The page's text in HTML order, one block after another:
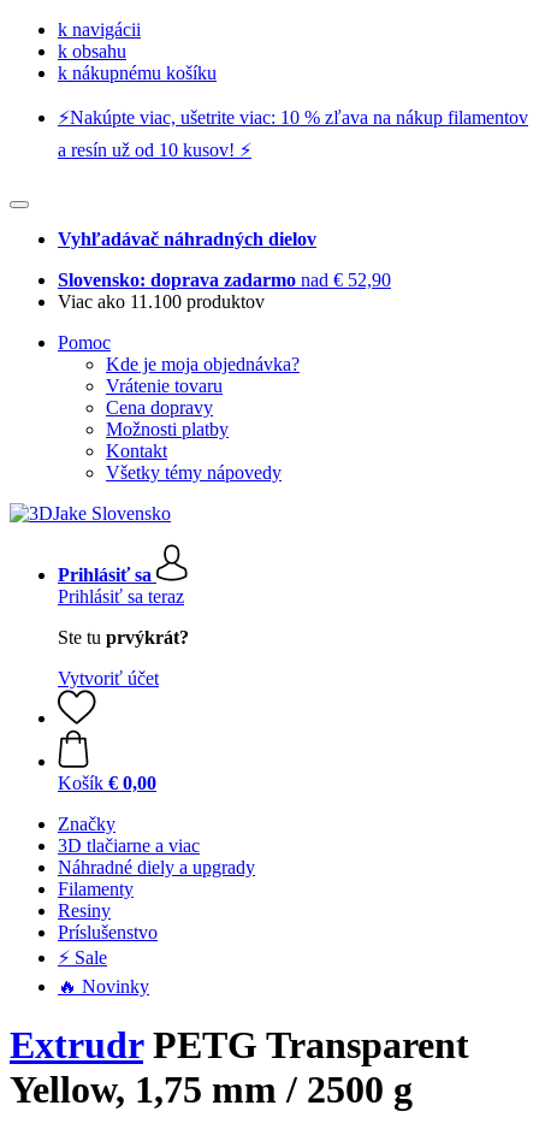
k navigácii
k obsahu
k nákupnému košíku
⚡️Nakúpte viac, ušetrite viac: 10 % zľava na nákup filamentov
a resín už od 10 kusov! ⚡️
Vyhľadávač náhradných dielov
Slovensko: doprava zadarmo nad € 52,90
Viac ako 11.100 produktov
Pomoc
Kde je moja objednávka?
Vrátenie tovaru
Cena dopravy
Možnosti platby
Kontakt
Všetky témy nápovedy
Prihlásiť sa
Prihlásiť sa teraz
Ste tu prvýkrát?
Vytvoriť účet
Košík € 0,00
Značky
3D tlačiarne a viac
Náhradné diely a upgrady
Filamenty
Resiny
Príslušenstvo
⚡ Sale
🔥 Novinky
ExtrudrPETG Transparent
Yellow, 1,75 mm / 2500 g